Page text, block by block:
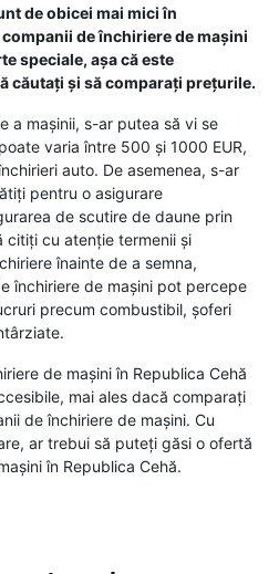
de obicei mai mici în
de închiriere de mașini
speciale, așa că este
căutați și să comparați prețurile.
a mașinii, s-ar putea să vi se
varia între 500 și 1000 EUR,
auto. De asemenea, s-ar
pentru o asigurare
de scutire de daune prin
citiți cu atenție termenii și
înainte de a semna,
închiriere de mașini pot percepe
precum combustibil, șoferi
de mașini în Republica Cehă
mai ales dacă comparați
de închiriere de mașini. Cu
ar trebui să puteți găsi o ofertă
în Republica Cehă.